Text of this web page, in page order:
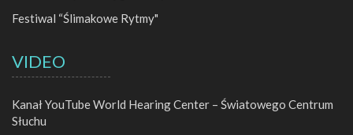
Festiwal “Ślimakowe Rytmy"
VIDEO
Kanał YouTube World Hearing Center – Światowego Centrum
Słuchu